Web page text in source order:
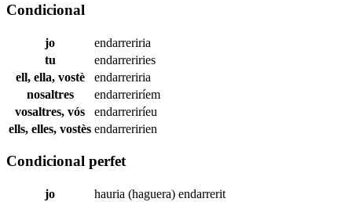
Condicional
jo
endarreriria
tu
endarreriries
ell, ella, vostè
endarreriria
nosaltres
endarreriríem
vosaltres, vós
endarreriríeu
ells, elles, vostès endarreririen
Condicional perfet
jo hauria (haguera) endarrerit